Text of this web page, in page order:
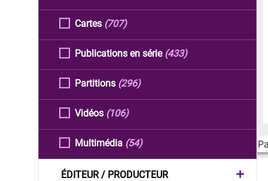
Cartes (707)
Publications en série (433)
Partitions (296)
Vidéos (106)
Multimédia (54)
ÉDITEUR / PRODUCTEUR